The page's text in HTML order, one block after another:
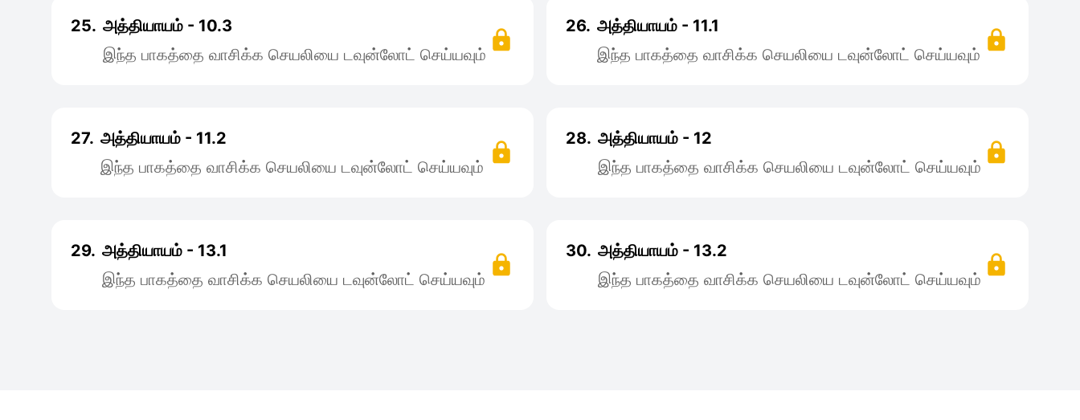
25. அத்தியாயம் - 10.3
இந்த பாகத்தை வாசிக்க செயலியை டவுன்லோட் செய்யவும்
26. அத்தியாயம் - 11.1
இந்த பாகத்தை வாசிக்க செயலியை டவுன்லோட் செய்யவும்
27. அத்தியாயம் - 11.2
இந்த பாகத்தை வாசிக்க செயலியை டவுன்லோட் செய்யவும்
28. அத்தியாயம் - 12
இந்த பாகத்தை வாசிக்க செயலியை டவுன்லோட் செய்யவும்
29. அத்தியாயம் - 13.1
இந்த பாகத்தை வாசிக்க செயலியை டவுன்லோட் செய்யவும்
30. அத்தியாயம் - 13.2
இந்த பாகத்தை வாசிக்க செயலியை டவுன்லோட் செய்யவும்